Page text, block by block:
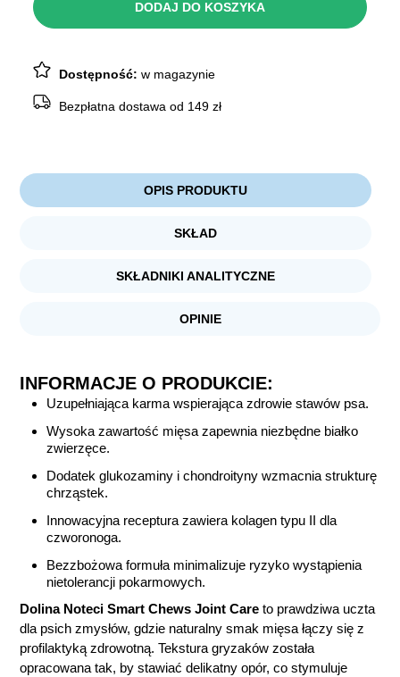
Chews
DODAJ DO KOSZYKA
Dostępność:w magazynie
Bezpłatna dostawa od 149 zł
OPIS PRODUKTU
SKŁAD
SKŁADNIKI ANALITYCZNE
OPINIE
INFORMACJE O PRODUKCIE:
Uzupełniająca karma wspierająca zdrowie stawów psa.
Wysoka zawartość mięsa zapewnia niezbędne białko
zwierzęce.
Dodatek glukozaminy i chondroityny wzmacnia strukturę
chrząstek.
Innowacyjna receptura zawiera kolagen typu II dla
czworonoga.
Bezzbożowa formuła minimalizuje ryzyko wystąpienia
nietolerancji pokarmowych.
Dolina Noteci Smart Chews Joint Care to prawdziwa uczta
dla psich zmysłów, gdzie naturalny smak mięsa łączy się z
profilaktyką zdrowotną. Tekstura gryzaków została
opracowana tak, by stawiać delikatny opór, co stymuluje